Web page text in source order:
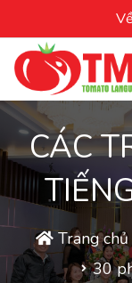
CÁC
Trang chủ
30